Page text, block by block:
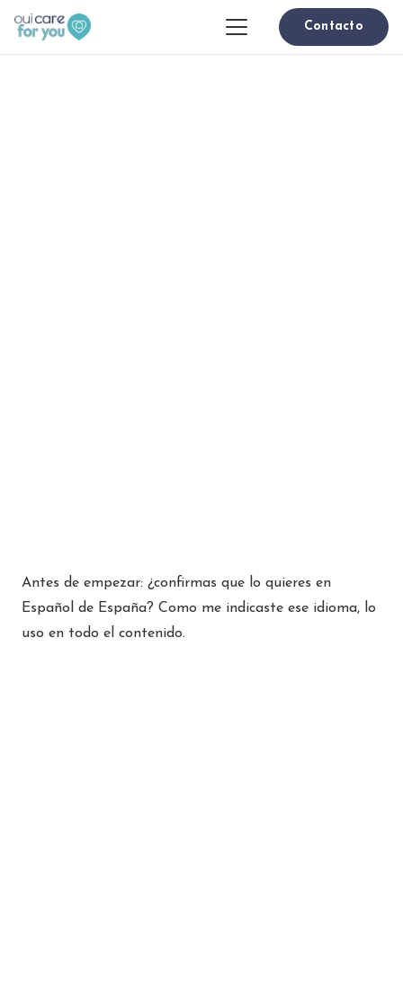
Contacto
Antes de empezar: ¿confirmas que lo quieres en
Español de España? Como me indicaste ese idioma, lo
uso en todo el contenido.